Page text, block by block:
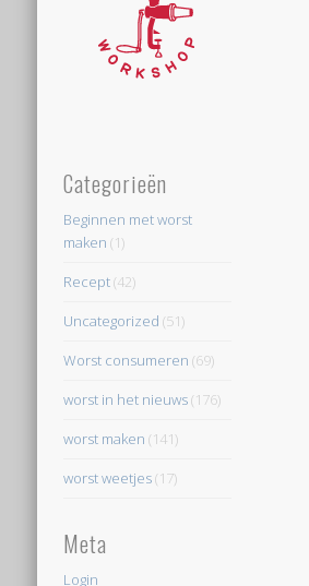
Categorieën
Beginnen met worst
maken (1)
Recept(42)
Uncategorized (51)
Worst consumeren (69)
worst in het nieuws(176)
worst maken (141)
worst weetjes(17)
Meta
Login